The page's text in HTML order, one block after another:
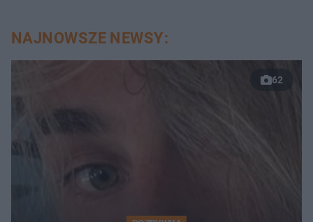
NAJNOWSZE NEWSY:
62